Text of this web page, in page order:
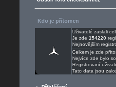
Kdo je přítomen
Uživatelé zaslali
Je zde 154220
Nejnovějším
Celkem je zde
Nejvíce zde bylo
Registrovaní
Tato data jsou